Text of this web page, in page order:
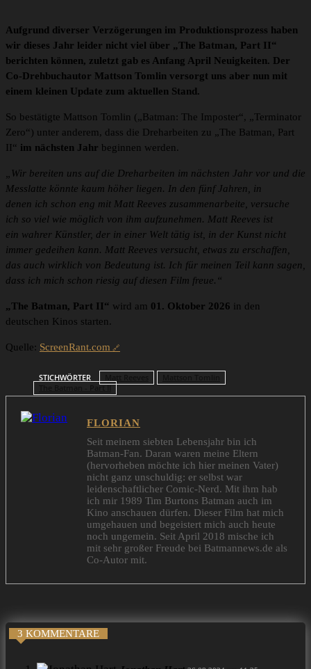
Aufgrund diverser Verzögerungen im Produktionsprozess haben
wir dieses Jahr leider nicht viel über „The Batman, Part II“
berichten können, zuletzt gab es Anfang April Neuigkeiten. Der
Co-Drehbuchautor Mattson Tomlin versorgt uns aber nun mit
einem kleinen Update zum aktuellen Stand.
So bestätigte Mattson Tomlin („Batman: The Imposter“, „Terminator
Zero“) unter anderem, dass die Dreharbeiten zu „The Batman, Part
II“ im nächsten Jahr beginnen werden.
„Wir bereiten uns auf die Dreharbeiten im nächsten Jahr vor und die
Messlatte könnte kaum höher liegen. In den fünf Jahren, in
denen ich schon eng mit Matt Reeves zusammenarbeite, versuche
ich so viel wie möglich von ihm aufzunehmen. Matt Reeves ist
ein wahrer Künstler, der in einer Welt tätig ist, in der Kunst nicht
immer gedeihen kann. Matt Reeves versucht, etwas zu erschaffen,
das auch wirklich von Bedeutung ist. Ich für meinen Teil kann sagen,
dass ich mich schon riesig auf diesen Film freue.“
„The Batman, Part II“ wird am 01. Oktober 2026 in den
deutschen Kinos starten.
Quelle: ScreenRant.com
STICHWÖRTER
The Batman - Part II
FLORIAN
Seit meinem siebten Lebensjahr bin ich
Batman-Fan. Daran waren meine Eltern
(hervorheben möchte ich hier meinen Vater)
nicht ganz unschuldig: er selbst war
leidenschaftlicher Comic-Nerd. Mit ihm hab
ich mir 1989 Tim Burtons Batman auch im
Kino anschauen dürfen. Dieser Film hat mich
umgehauen und begeistert mich auch heute
noch ungemein. Seit April 2018 mische ich
mit sehr großer Freude bei Batmannews.de als
Co-Autor mit.
3 KOMMENTARE